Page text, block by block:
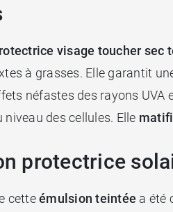
visage toucher sec
à grasses. Elle garantit
néfastes des rayons UVA
niveau des cellules. Elle
protectrice
cetteémulsion teintée a été